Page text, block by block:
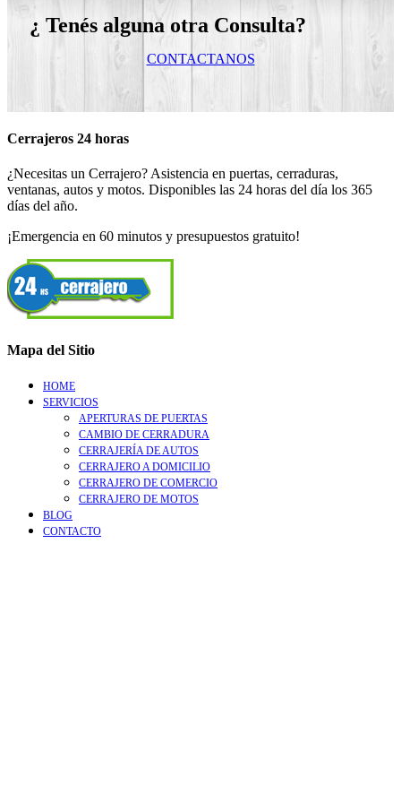
¿ Tenés alguna otra Consulta?
CONTACTANOS
Cerrajeros 24 horas
¿Necesitas un Cerrajero? Asistencia en puertas, cerraduras,
ventanas, autos y motos. Disponibles las 24 horas del día los 365
días del año.
¡Emergencia en 60 minutos y presupuestos gratuito!
Mapa del Sitio
HOME
SERVICIOS
APERTURAS DE PUERTAS
CAMBIO DE CERRADURA
CERRAJERÍA DE AUTOS
CERRAJERO A DOMICILIO
CERRAJERO DE COMERCIO
CERRAJERO DE MOTOS
BLOG
CONTACTO